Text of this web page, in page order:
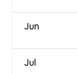
Jun
Jul